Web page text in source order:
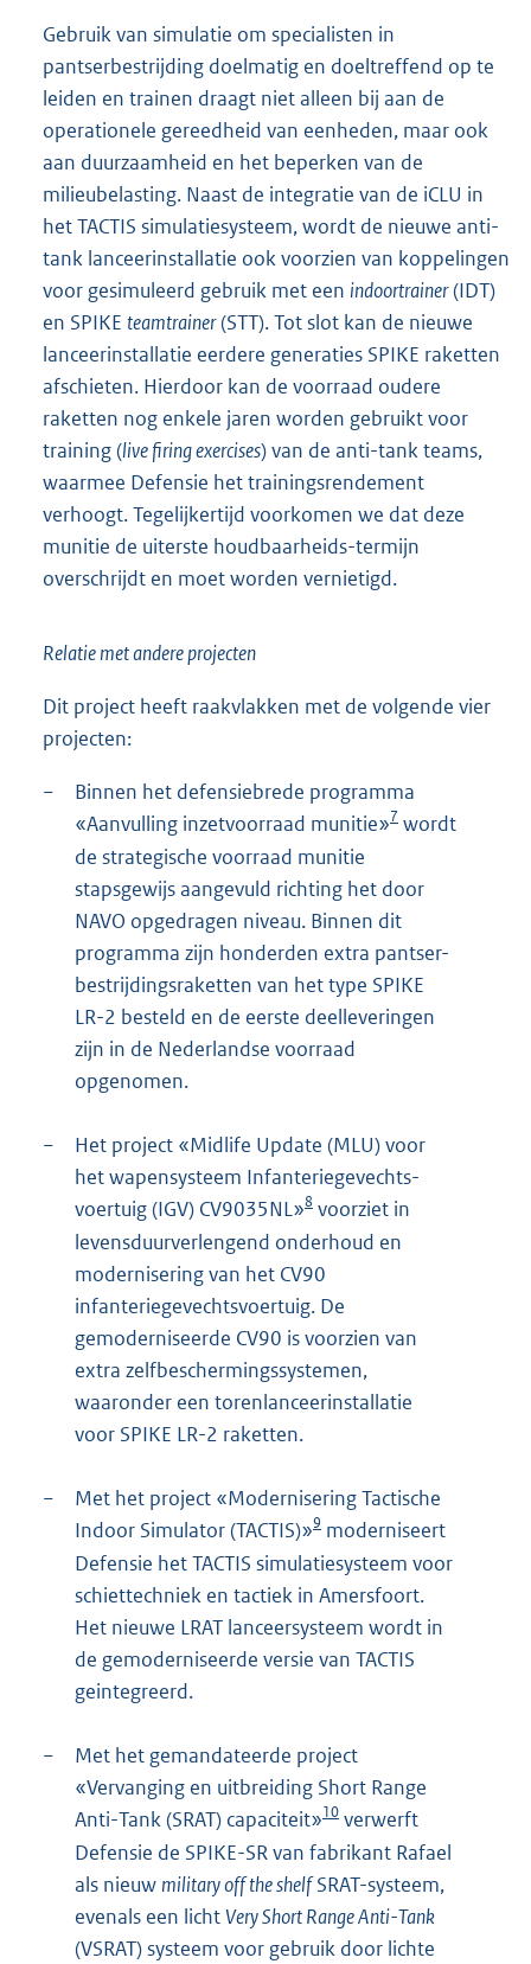
Gebruik van simulatie om specialisten in
pantserbestrijding doelmatig en doeltreffend op te
leiden en trainen draagt niet alleen bij aan de
operationele gereedheid van eenheden, maar ook
aan duurzaamheid en het beperken van de
milieubelasting. Naast de integratie van de iCLU in
het TACTIS simulatiesysteem, wordt de nieuwe anti-
tank lanceerinstallatie ook voorzien van koppelingen
voor gesimuleerd gebruik met een indoortrainer(IDT)
en SPIKE teamtrainer(STT). Tot slot kan de nieuwe
lanceerinstallatie eerdere generaties SPIKE raketten
afschieten. Hierdoor kan de voorraad oudere
raketten nog enkele jaren worden gebruikt voor
training (live firing exercises) van de anti-tank teams,
waarmee Defensie het trainingsrendement
verhoogt. Tegelijkertijd voorkomen we dat deze
munitie de uiterste houdbaarheids-termijn
overschrijdt en moet worden vernietigd.
Relatie met andere projecten
Dit project heeft raakvlakken met de volgende vier
projecten:
−
Binnen het defensiebrede programma
«Aanvulling inzetvoorraad munitie»7 wordt
de strategische voorraad munitie
stapsgewijs aangevuld richting het door
NAVO opgedragen niveau. Binnen dit
programma zijn honderden extra pantser-
bestrijdingsraketten van het type SPIKE
LR-2 besteld en de eerste deelleveringen
zijn in de Nederlandse voorraad
opgenomen.
−
Het project «Midlife Update (MLU) voor
het wapensysteem Infanteriegevechts-
voertuig (IGV) CV9035NL»8 voorziet in
levensduurverlengend onderhoud en
modernisering van het CV90
infanteriegevechtsvoertuig. De
gemoderniseerde CV90 is voorzien van
extra zelfbeschermingssystemen,
waaronder een torenlanceerinstallatie
voor SPIKE LR-2 raketten.
−
Met het project «Modernisering Tactische
Indoor Simulator (TACTIS)»9 moderniseert
Defensie het TACTIS simulatiesysteem voor
schiettechniek en tactiek in Amersfoort.
Het nieuwe LRAT lanceersysteem wordt in
de gemoderniseerde versie van TACTIS
geintegreerd.
−
Met het gemandateerde project
«Vervanging en uitbreiding Short Range
Anti-Tank (SRAT) capaciteit»10 verwerft
Defensie de SPIKE-SR van fabrikant Rafael
als nieuw military off the shelfSRAT-systeem,
evenals een lichtVery Short Range Anti-Tank
(VSRAT) systeem voor gebruik door lichte